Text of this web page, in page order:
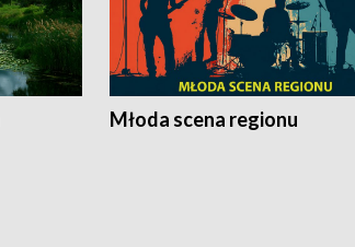
Młoda scena regionu